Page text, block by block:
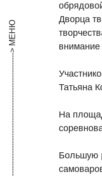
Дворца
внимание
Татьяна
На
Большую